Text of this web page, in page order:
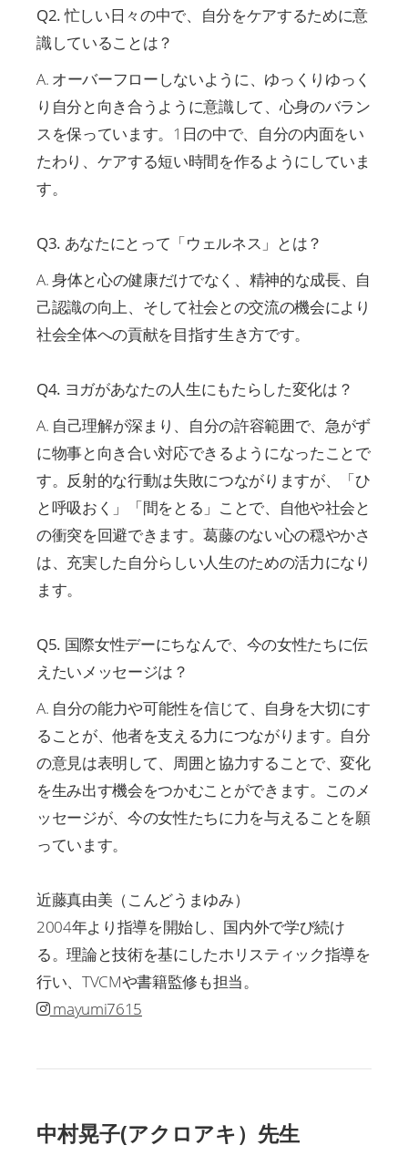
Q2. 忙しい日々の中で、自分をケアするために意
識していることは？
A. オーバーフローしないように、ゆっくりゆっく
り自分と向き合うように意識して、心身のバラン
スを保っています。1日の中で、自分の内面をい
たわり、ケアする短い時間を作るようにしていま
す。
Q3. あなたにとって「ウェルネス」とは？
A. 身体と心の健康だけでなく、精神的な成長、自
己認識の向上、そして社会との交流の機会により
社会全体への貢献を目指す生き方です。
Q4. ヨガがあなたの人生にもたらした変化は？
A. 自己理解が深まり、自分の許容範囲で、急がず
に物事と向き合い対応できるようになったことで
す。反射的な行動は失敗につながりますが、「ひ
と呼吸おく」「間をとる」ことで、自他や社会と
の衝突を回避できます。葛藤のない心の穏やかさ
は、充実した自分らしい人生のための活力になり
ます。
Q5. 国際女性デーにちなんで、今の女性たちに伝
えたいメッセージは？
A. 自分の能力や可能性を信じて、自身を大切にす
ることが、他者を支える力につながります。自分
の意見は表明して、周囲と協力することで、変化
を生み出す機会をつかむことができます。このメ
ッセージが、今の女性たちに力を与えることを願
っています。
近藤真由美（こんどうまゆみ）
2004年より指導を開始し、国内外で学び続け
る。理論と技術を基にしたホリスティック指導を
行い、TVCMや書籍監修も担当。
mayumi7615
中村晃子(アクロアキ）先生